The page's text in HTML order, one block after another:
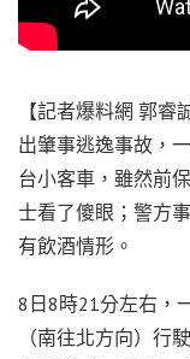
【記者爆料網 郭
出肇事逃逸事故，
台小客車，雖然前
士看了傻眼；警方
有飲酒情形。
8日8時21分左右，
（南往北方向）行